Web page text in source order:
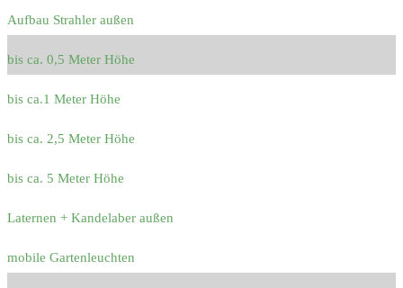
Aufbau Strahler außen
bis ca. 0,5 Meter Höhe
bis ca.1 Meter Höhe
bis ca. 2,5 Meter Höhe
bis ca. 5 Meter Höhe
Laternen + Kandelaber außen
mobile Gartenleuchten